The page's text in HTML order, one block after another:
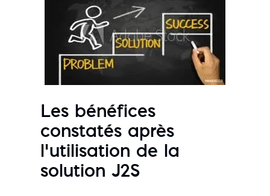
Les bénéfices
constatés après
l’utilisation de la
solution J2S